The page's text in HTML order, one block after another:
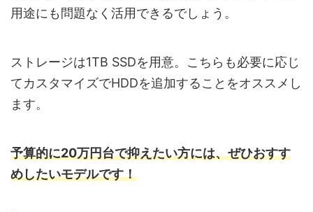
用途にも問題なく活用できるでしょう。
ストレージは1TB SSDを用意。こちらも必要に応じ
てカスタマイズでHDDを追加することをオススメし
ます。
予算的に20万円台で抑えたい方には、ぜひおすす
めしたいモデルです！